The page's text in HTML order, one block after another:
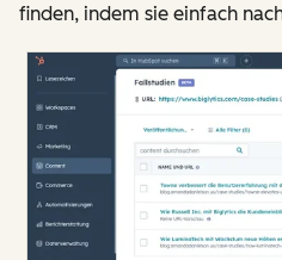
finden, indem sie einfach